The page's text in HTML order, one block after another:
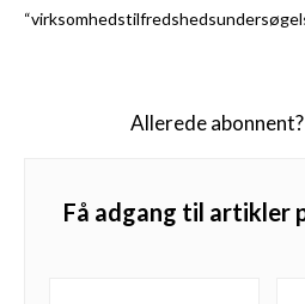
Allerede abonnent?
Få adgang til artikler